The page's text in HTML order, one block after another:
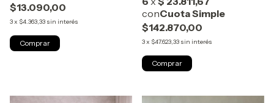
$13.090,00
3x $4.363,33 sin interés $142.870,00
3x $47.623,33 sin interés